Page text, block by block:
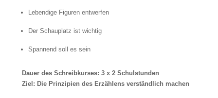
Lebendige Figuren entwerfen
Der Schauplatz ist wichtig
Spannend soll es sein
Dauer des Schreibkurses: 3 x 2 Schulstunden
Ziel: Die Prinzipien des Erzählens verständlich machen